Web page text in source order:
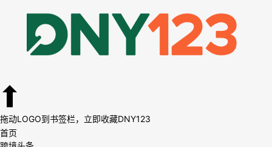
拖动LOGO到书签栏，立即收藏DNY123
首页